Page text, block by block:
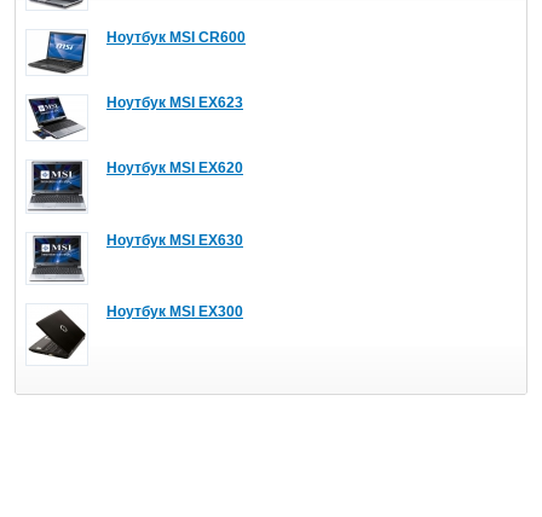
Ноутбук MSI CR600
Ноутбук MSI EX623
Ноутбук MSI EX620
Ноутбук MSI EX630
Ноутбук MSI EX300